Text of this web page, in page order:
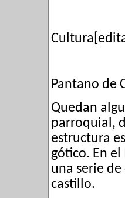
Pantano de
Quedan
parroquial,
estructura
gótico. En
una serie
castillo.